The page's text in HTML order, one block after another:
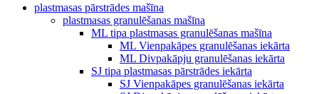
plastmasas pārstrādes mašīna
plastmasas granulēšanas mašīna
ML tipa plastmasas granulēšanas mašīna
ML Vienpakāpes granulēšanas iekārta
ML Divpakāpju granulēšanas iekārta
SJ tipa plastmasas pārstrādes iekārta
SJ Vienpakāpes granulēšanas iekārta